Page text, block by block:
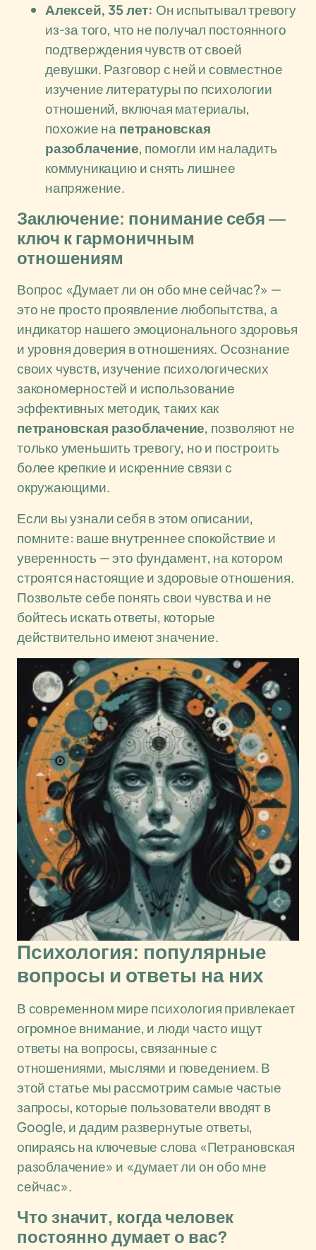
Алексей, 35 лет: Он испытывал тревогу
из-за того, что не получал постоянного
подтверждения чувств от своей
девушки. Разговор с ней и совместное
изучение литературы по психологии
отношений, включая материалы,
похожие напетрановская
разоблачение, помогли им наладить
коммуникацию и снять лишнее
напряжение.
Заключение: понимание себя —
ключ к гармоничным
отношениям
Вопрос «Думает ли он обо мне сейчас?» —
это не просто проявление любопытства, а
индикатор нашего эмоционального здоровья
и уровня доверия в отношениях. Осознание
своих чувств, изучение психологических
закономерностей и использование
эффективных методик, таких как
петрановская разоблачение, позволяют не
только уменьшить тревогу, но и построить
более крепкие и искренние связи с
окружающими.
Если вы узнали себя в этом описании,
помните: ваше внутреннее спокойствие и
уверенность — это фундамент, на котором
строятся настоящие и здоровые отношения.
Позвольте себе понять свои чувства и не
бойтесь искать ответы, которые
действительно имеют значение.
Психология: популярные
вопросы и ответы на них
В современном мире психология привлекает
огромное внимание, и люди часто ищут
ответы на вопросы, связанные с
отношениями, мыслями и поведением. В
этой статье мы рассмотрим самые частые
запросы, которые пользователи вводят в
Google, и дадим развернутые ответы,
опираясь на ключевые слова «Петрановская
разоблачение» и «думает ли он обо мне
сейчас».
Что значит, когда человек
постоянно думает о вас?